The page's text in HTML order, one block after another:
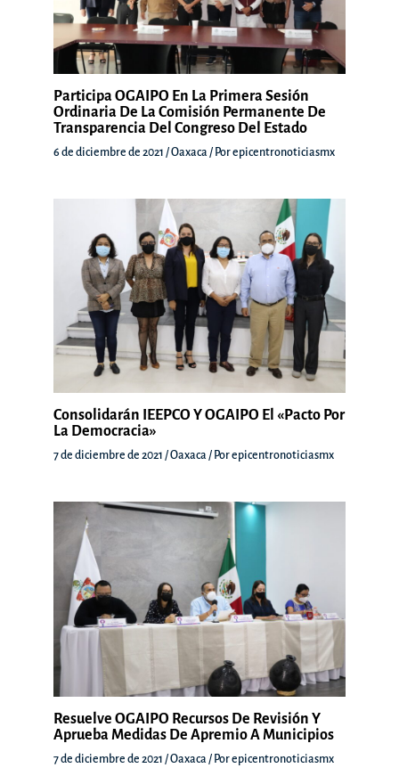
Participa OGAIPO En La Primera Sesión
Ordinaria De La Comisión Permanente De
Transparencia Del Congreso Del Estado
6 de diciembre de 2021 /Oaxaca / Porepicentronoticiasmx
Consolidarán IEEPCO Y OGAIPO El «Pacto Por
La Democracia»
7 de diciembre de 2021 /Oaxaca / Porepicentronoticiasmx
Resuelve OGAIPO Recursos De Revisión Y
Aprueba Medidas De Apremio A Municipios
7 de diciembre de 2021 /Oaxaca / Porepicentronoticiasmx